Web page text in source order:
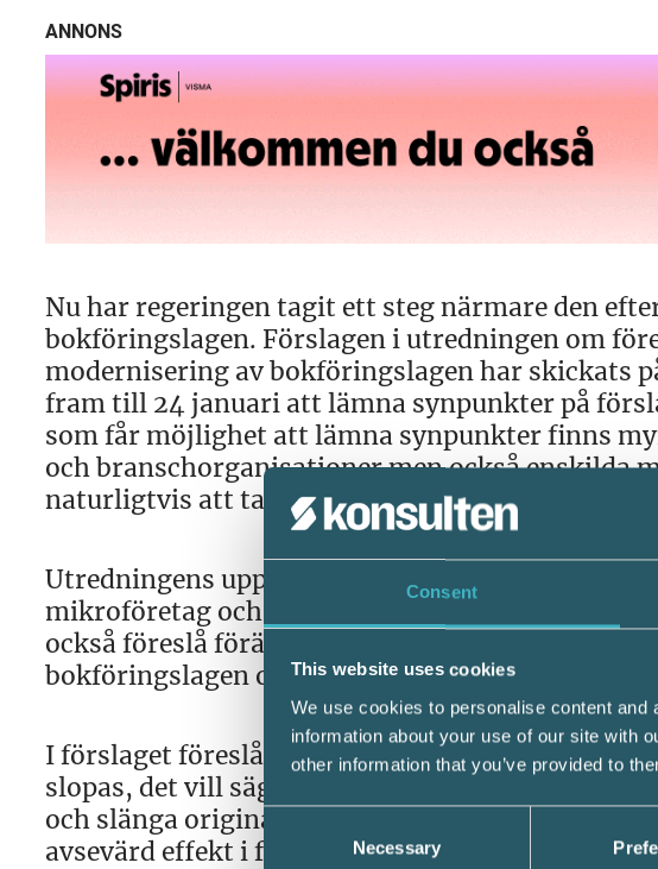
Consent
This website uses cookies
We use cookies to personalise content
information about your use of our site with
other information that you’ve provided to
Consent
Selection
Necessary
ANNONS
Nu har regeringen tagit ett steg närmare den
bokföringslagen. Förslagen i utredningen om
modernisering av bokföringslagen har skickats
fram till 24 januari att lämna synpunkter på
som får möjlighet att lämna synpunkter finns
och branschorganisationer men också enskilda
naturligtvis att ta chansen och tycka till om
Utredningens uppdrag var att identifiera vilka
mikroföretag och lämna förslag på hur
också föreslå förändringar av reglerna för
bokföringslagen och särskilt titta på kravet att
I förslaget föreslås nu att kravet på att spara
slopas, det vill säga att man kan fota ett
och slänga originalet direkt. Om det förslaget
avsevärd effekt i form av tidsbesparing och